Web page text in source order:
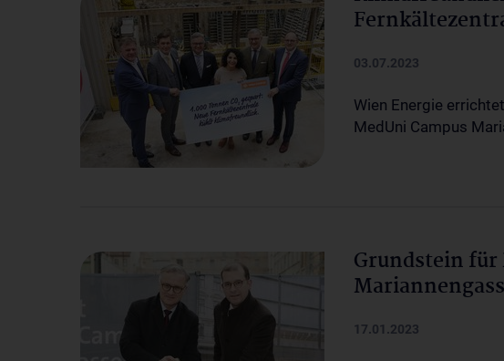
03.07.2023
Wien Energie
MedUni Campus
Grundstein für
17.01.2023